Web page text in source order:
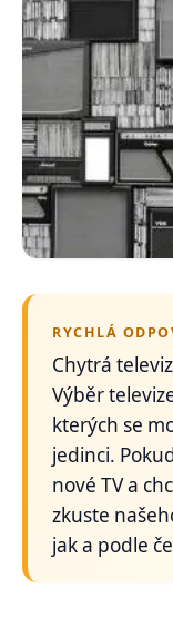
RYCHLÁ
Chytrá
Výběr
kterých se
jedinci.
nové TV a
zkuste
jak a podle